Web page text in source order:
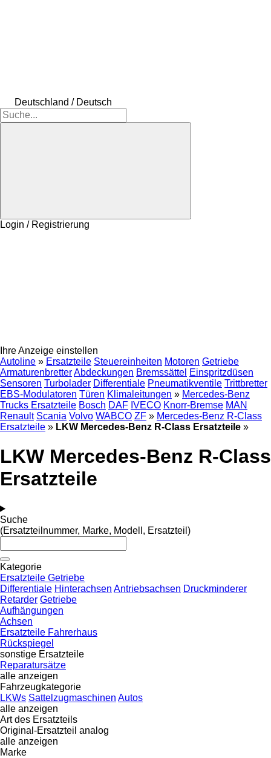
Deutschland / Deutsch
Login / Registrierung
Ihre Anzeige einstellen
Autoline » Ersatzteile Steuereinheiten Motoren Getriebe
ArmaturenbretterAbdeckungen Bremssättel Einspritzdüsen
Sensoren Turbolader Differentiale Pneumatikventile Trittbretter
EBS-Modulatoren Türen Klimaleitungen » Mercedes-Benz
Trucks Ersatzteile Bosch DAF IVECO Knorr-Bremse MAN
Renault Scania Volvo WABCO ZF » Mercedes-Benz R-Class
Ersatzteile » LKW Mercedes-Benz R-Class Ersatzteile »
LKW Mercedes-Benz R-Class
Ersatzteile
Suche
(Ersatzteilnummer, Marke, Modell, Ersatzteil)
Kategorie
Ersatzteile Getriebe
Differentiale Hinterachsen Antriebsachsen Druckminderer
Retarder Getriebe
Aufhängungen
Achsen
Ersatzteile Fahrerhaus
Rückspiegel
sonstige Ersatzteile
Reparatursätze
alle anzeigen
Fahrzeugkategorie
LKWs Sattelzugmaschinen Autos
alle anzeigen
Art des Ersatzteils
Original-Ersatzteil analog
alle anzeigen
Marke